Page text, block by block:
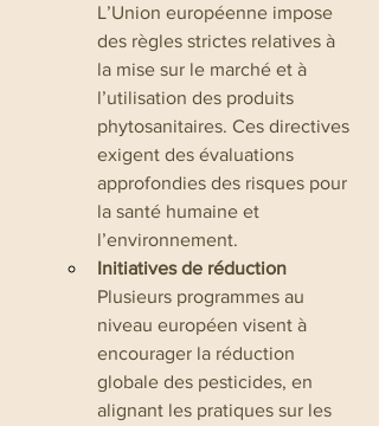
L’Union européenne impose
des règles strictes relatives à
la mise sur le marché et à
l’utilisation des produits
phytosanitaires. Ces directives
exigent des évaluations
approfondies des risques pour
la santé humaine et
l’environnement.
Initiatives de réduction
Plusieurs programmes au
niveau européen visent à
encourager la réduction
globale des pesticides, en
alignant les pratiques sur les